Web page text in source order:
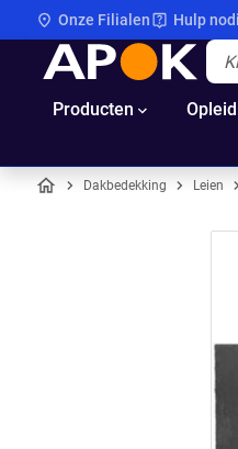
Onze Filialen Hulp
Producten
Dakbedekking Leien